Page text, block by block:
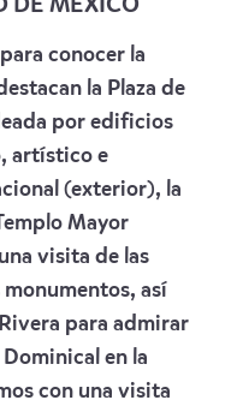
DE MÉXICO
conocer la
la Plaza de
por edificios
artístico e
(exterior), la
Mayor
visita de las
así
para admirar
en la
con una visita